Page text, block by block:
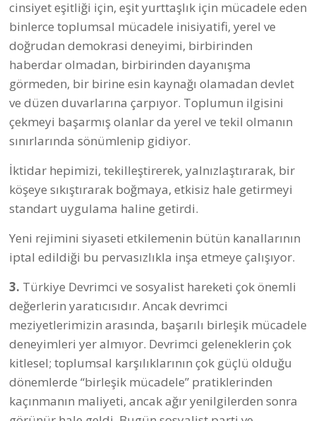
özgürlüğünü güvenceye altına alan bir laiklik anlayışı…
İnsanca çalışma ve yaşama koşullarının garanti altına
alınması gibi temel değerler üzerine kurulu gerçek bir
demokrasi için mücadele ediyor.Demokrasi İçin Birlik
tüm toplum kesimlerini kucaklayacak, yeni bir umut ve
mücadele alanı olarak yoluna devam ediyor.
can çınar
#demokrasi için birlik #barış
Yorumlar (0)